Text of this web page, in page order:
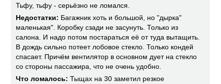
Тьфу, тьфу - серьёзно не ломался.
Недостатки: Багажник хоть и большой, но "дырка"
маленькая". Коробку сзади не засунуть. Только из
салона. И надо потом постараться её от туда вытащить.
В дождь сильно потеет лобовое стекло. Только кондей
спасает. Причём вентилятор в основном дует на стекло
со стороны пассажира, что не очень удобно.
Что ломалось: Тыщах на 30 заметил резкое